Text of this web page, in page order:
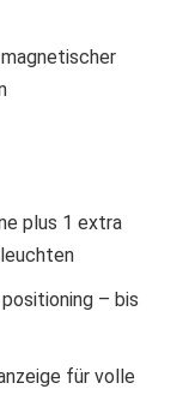
plus 1 extra
– bis
für volle